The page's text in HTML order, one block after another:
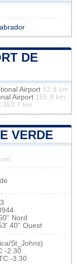
DE
Airport 52.8 km
Airport 155.8 km
353.7 km
VERDE
mi)
Nord
40'' Ouest
St_Johns)
-2:30
-3:30